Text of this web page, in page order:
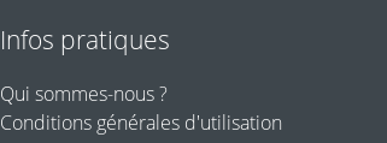
Infos pratiques
Qui sommes-nous ?
Conditions générales d'utilisation